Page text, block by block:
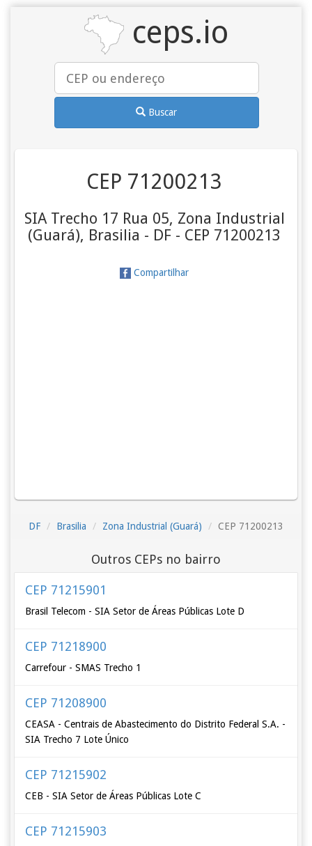
ceps.io
Buscar
CEP 71200213
SIA Trecho 17 Rua 05, Zona Industrial
(Guará), Brasilia - DF - CEP 71200213
Compartilhar
DF Brasilia Zona Industrial (Guará) CEP 71200213
Outros CEPs no bairro
CEP 71215901
Brasil Telecom - SIA Setor de Áreas Públicas Lote D
CEP 71218900
Carrefour - SMAS Trecho 1
CEP 71208900
CEASA - Centrais de Abastecimento do Distrito Federal S.A. -
SIA Trecho 7 Lote Único
CEP 71215902
CEB - SIA Setor de Áreas Públicas Lote C
CEP 71215903